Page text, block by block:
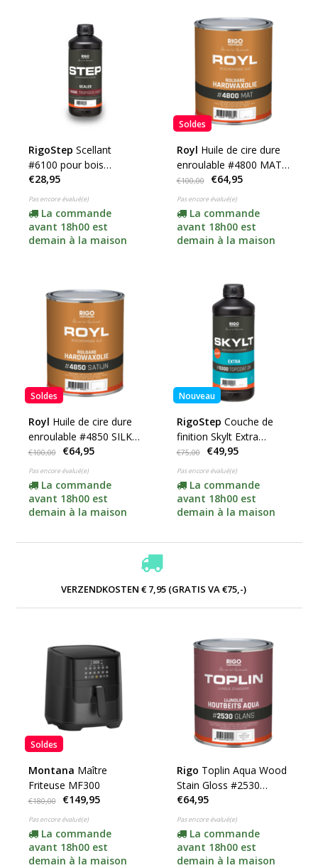
RigoStep Scellant
#6100 pour bois
tropicaux (cliquez ici
pour le contenu)
€28,95
Pas encore évalué(e)
La commande
avant 18h00 est
demain à la maison
Soldes
Royl Huile de cire dure
enroulable #4800 MAT
(choisissez votre
contenu)
€100,00 €64,95
Pas encore évalué(e)
La commande
avant 18h00 est
demain à la maison
Soldes
Royl Huile de cire dure
enroulable #4850 SILK
MATT (choisissez votre
contenu)
€100,00 €64,95
Pas encore évalué(e)
La commande
avant 18h00 est
demain à la maison
Nouveau
RigoStep Couche de
finition Skylt Extra
Topcoat 2k #5300
(choisissez votre
contenu ici)
€75,00 €49,95
Pas encore évalué(e)
La commande
avant 18h00 est
demain à la maison
VERZENDKOSTEN € 7,95 (GRATIS VA €75,-)
Soldes
Montana Maître
Friteuse MF300
€180,00 €149,95
Pas encore évalué(e)
La commande
avant 18h00 est
demain à la maison
Rigo Toplin Aqua Wood
Stain Gloss #2530
(cliquez pour la couleur
et le contenu)
€64,95
Pas encore évalué(e)
La commande
avant 18h00 est
demain à la maison